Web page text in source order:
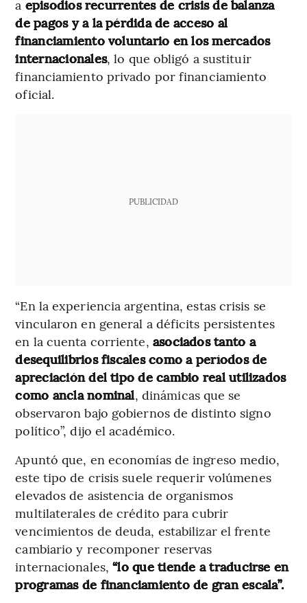
a episodios recurrentes de crisis de balanza
de pagos y a la pérdida de acceso al
financiamiento voluntario en los mercados
internacionales, lo que obligó a sustituir
financiamiento privado por financiamiento
oficial.
PUBLICIDAD
“En la experiencia argentina, estas crisis se
vincularon en general a déficits persistentes
en la cuenta corriente, asociados tanto a
desequilibrios fiscales como a períodos de
apreciación del tipo de cambio real utilizados
como ancla nominal, dinámicas que se
observaron bajo gobiernos de distinto signo
político”, dijo el académico.
Apuntó que, en economías de ingreso medio,
este tipo de crisis suele requerir volúmenes
elevados de asistencia de organismos
multilaterales de crédito para cubrir
vencimientos de deuda, estabilizar el frente
cambiario y recomponer reservas
internacionales, “lo que tiende a traducirse en
programas de financiamiento de gran escala”.